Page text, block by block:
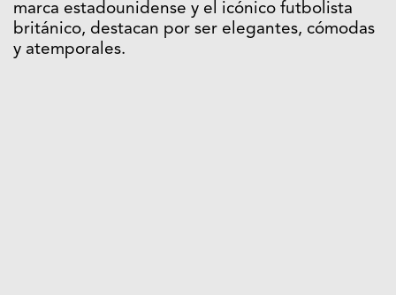
marca estadounidense y el icónico futbolista
británico, destacan por ser elegantes, cómodas
y atemporales.